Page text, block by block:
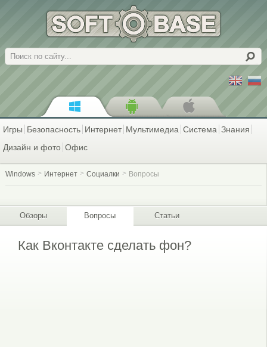
Поиск
Игры Безопасность Интернет Мультимедиа Система Знания
Дизайн и фото Офис
Windows Интернет Социалки Вопросы
Обзоры Вопросы Статьи
Как Вконтакте сделать фон?